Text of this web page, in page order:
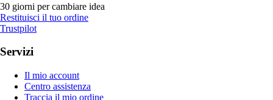
30 giorni per cambiare idea
Restituisci il tuo ordine
Trustpilot
Servizi
Il mio account
Centro assistenza
Traccia il mio ordine